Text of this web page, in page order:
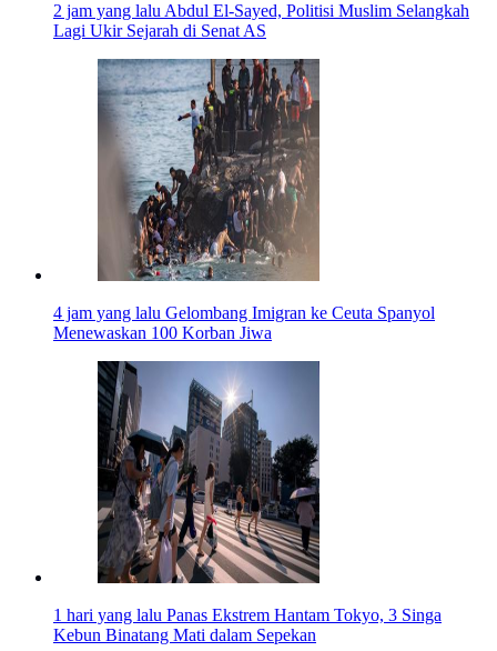
2 jam yang laluAbdul El-Sayed, Politisi Muslim Selangkah
Lagi Ukir Sejarah di Senat AS
4 jam yang lalu Gelombang Imigran ke Ceuta Spanyol
Menewaskan 100 Korban Jiwa
1 hari yang lalu Panas Ekstrem Hantam Tokyo, 3 Singa
Kebun Binatang Mati dalam Sepekan